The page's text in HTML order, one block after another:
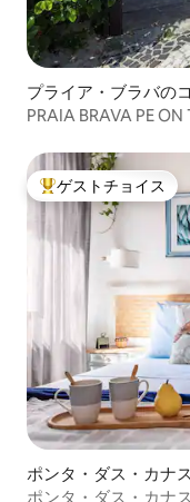
プライア・ブラバの
PRAIA BRAVA PE
大好評のゲストチョ
ゲストチョイス
ポンタ・ダス・カナ
ポンタ・ダス・カナ